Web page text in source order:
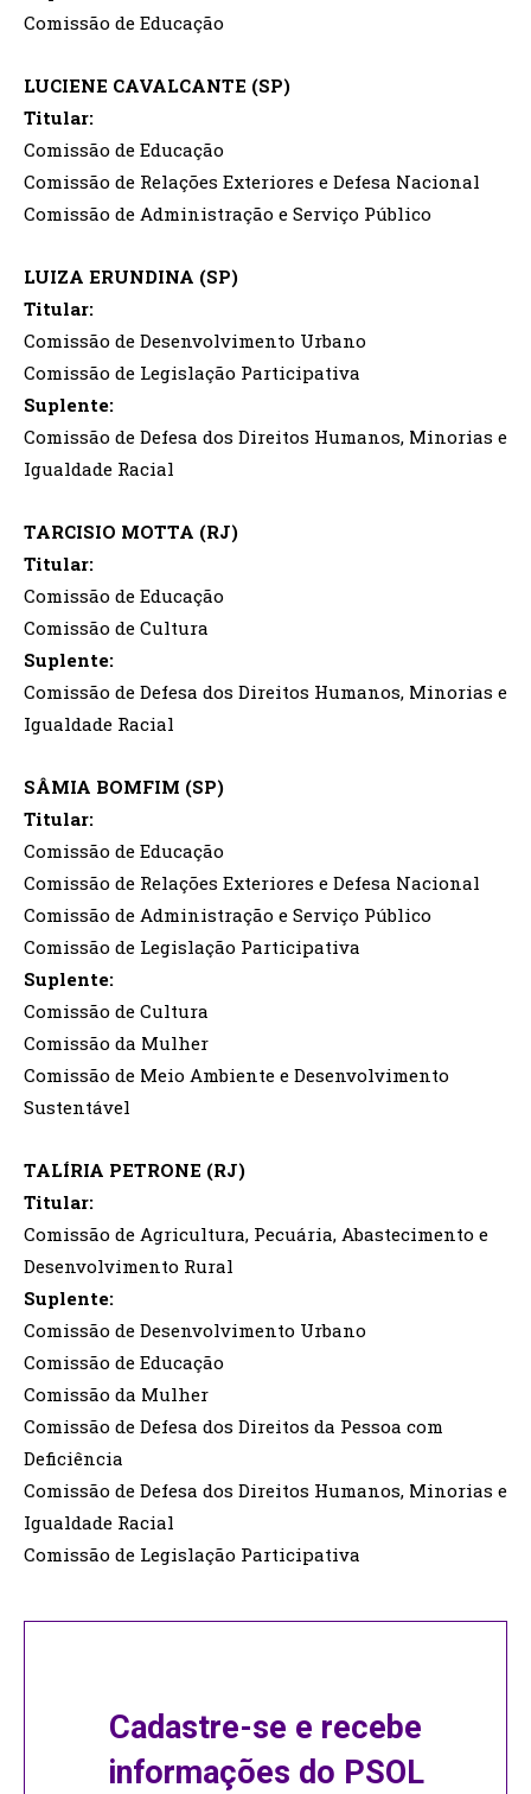
Comissão de Educação
LUCIENE CAVALCANTE (SP)
Titular:
Comissão de Educação
Comissão de Relações Exteriores e Defesa Nacional
Comissão de Administração e Serviço Público
LUIZA ERUNDINA (SP)
Titular:
Comissão de Desenvolvimento Urbano
Comissão de Legislação Participativa
Suplente:
Comissão de Defesa dos Direitos Humanos, Minorias e
Igualdade Racial
TARCISIO MOTTA (RJ)
Titular:
Comissão de Educação
Comissão de Cultura
Suplente:
Comissão de Defesa dos Direitos Humanos, Minorias e
Igualdade Racial
SÂMIA BOMFIM (SP)
Titular:
Comissão de Educação
Comissão de Relações Exteriores e Defesa Nacional
Comissão de Administração e Serviço Público
Comissão de Legislação Participativa
Suplente:
Comissão de Cultura
Comissão da Mulher
Comissão de Meio Ambiente e Desenvolvimento
Sustentável
TALÍRIA PETRONE (RJ)
Titular:
Comissão de Agricultura, Pecuária, Abastecimento e
Desenvolvimento Rural
Suplente:
Comissão de Desenvolvimento Urbano
Comissão de Educação
Comissão da Mulher
Comissão de Defesa dos Direitos da Pessoa com
Deficiência
Comissão de Defesa dos Direitos Humanos, Minorias e
Igualdade Racial
Comissão de Legislação Participativa
Cadastre-se e recebe
informações do PSOL